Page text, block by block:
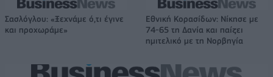
Σασλόγλου: «Ξεχνάμε ό,τι έγινε
και προχωράμε»
Εθνική Κορασίδων: Νίκησε με
74-65 τη Δανία και παίζει
ημιτελικό με τη Νορβηγία